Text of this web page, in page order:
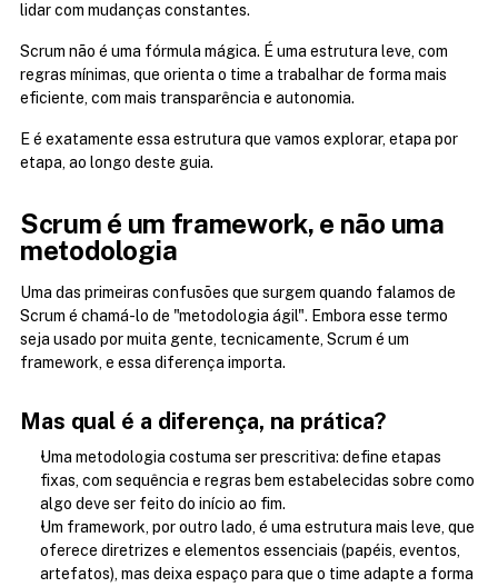
lidar com mudanças constantes.
Scrum não é uma fórmula mágica. É uma estrutura leve, com
regras mínimas, que orienta o time a trabalhar de forma mais
eficiente, com mais transparência e autonomia.
E é exatamente essa estrutura que vamos explorar, etapa por
etapa, ao longo deste guia.
Scrum é um framework, e não uma
metodologia
Uma das primeiras confusões que surgem quando falamos de
Scrum é chamá-lo de "metodologia ágil". Embora esse termo
seja usado por muita gente, tecnicamente, Scrum é um
framework, e essa diferença importa.
Mas qual é a diferença, na prática?
Uma metodologia costuma ser prescritiva: define etapas
fixas, com sequência e regras bem estabelecidas sobre como
algo deve ser feito do início ao fim.
Um framework, por outro lado, é uma estrutura mais leve, que
oferece diretrizes e elementos essenciais (papéis, eventos,
artefatos), mas deixa espaço para que o time adapte a forma